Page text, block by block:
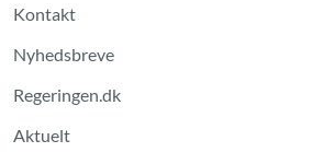
Kontakt
Nyhedsbreve
Regeringen.dk
Aktuelt